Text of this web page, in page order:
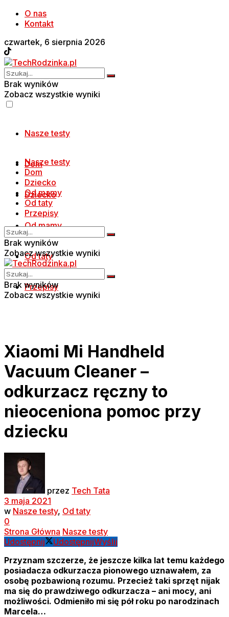
O nas
Kontakt
czwartek, 6 sierpnia 2026
Brak wyników
Zobacz wszystkie wyniki
Nasze testy
Dom
Dziecko
Od mamy
Od taty
Przepisy
Nasze testy
Dom
Dziecko
Od mamy
Od taty
Przepisy
Brak wyników
Zobacz wszystkie wyniki
Brak wyników
Zobacz wszystkie wyniki
Xiaomi Mi Handheld
Vacuum Cleaner –
odkurzacz ręczny to
nieoceniona pomoc przy
dziecku
przez Tech Tata
3 maja 2021
w Nasze testy, Od taty
0
Strona Główna Nasze testy
Udostępnij
UdostępnijWyślij
Przyznam szczerze, że jeszcze kilka lat temu każdego
posiadacza odkurzacza pionowego uznawałem, za
osobę pozbawioną rozumu. Przecież taki sprzęt nijak
ma się do prawdziwego odkurzacza – ani mocy, ani
możliwości. Odmieniło mi się pół roku po narodzinach
Marcela…